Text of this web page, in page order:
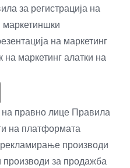
за регистрација на
на маркетинг
на маркетинг алатки на
правно лице Правила
на платформата
производи
за продажба